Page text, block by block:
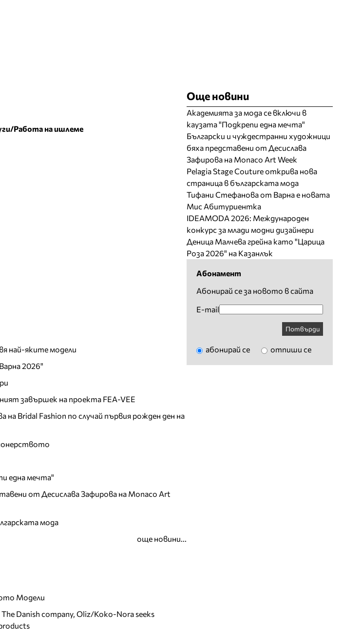
Работа на ишлеме
най-яките модели
2026"
завършек на проекта FEA-VEE
Bridal Fashion по случай първия рожден ден на
една мечта"
от Десислава Зафирова на Monaco Art
мода
още новини...
Модели
Danish company, Oliz/Koko-Nora seeks
Още новини
Академията за мода се включи в
каузата "Подкрепи една мечта"
Български и чуждестранни художници
бяха представени от Десислава
Зафирова на Monaco Art Week
Pelagia Stage Couture открива нова
страница в българската мода
Тифани Стефанова от Варна е новата
Мис Абитуриентка
IDEAMODA 2026: Международен
конкурс за млади модни дизайнери
Деница Малчева грейна като "Царица
Роза 2026" на Казанлък
Абонамент
Абонирай се за новото в сайта
E-mail
Потвърди
абонирай се отпиши се